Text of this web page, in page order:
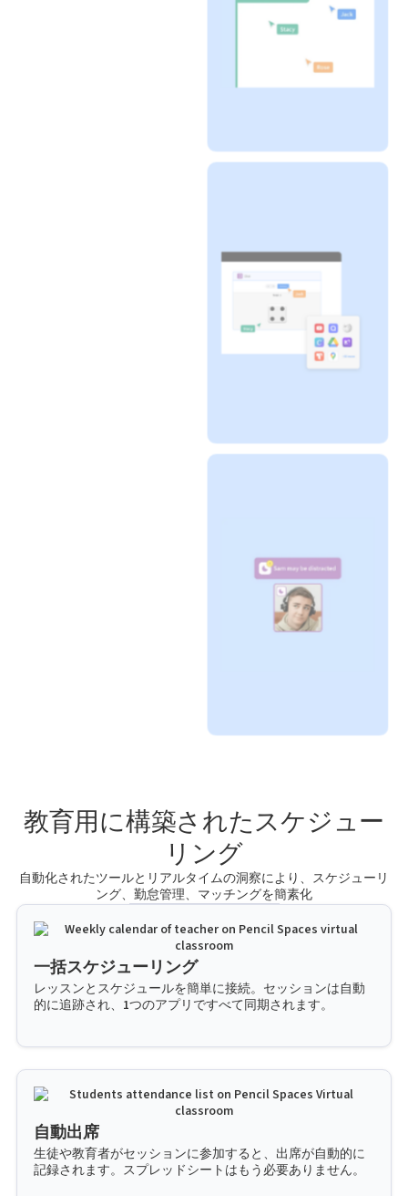
教育用に構築されたスケジュー
リング
自動化されたツールとリアルタイムの洞察により、スケジューリ
ング、勤怠管理、マッチングを簡素化
一括スケジューリング
レッスンとスケジュールを簡単に接続。セッションは自動
的に追跡され、1つのアプリですべて同期されます。
自動出席
生徒や教育者がセッションに参加すると、出席が自動的に
記録されます。スプレッドシートはもう必要ありません。